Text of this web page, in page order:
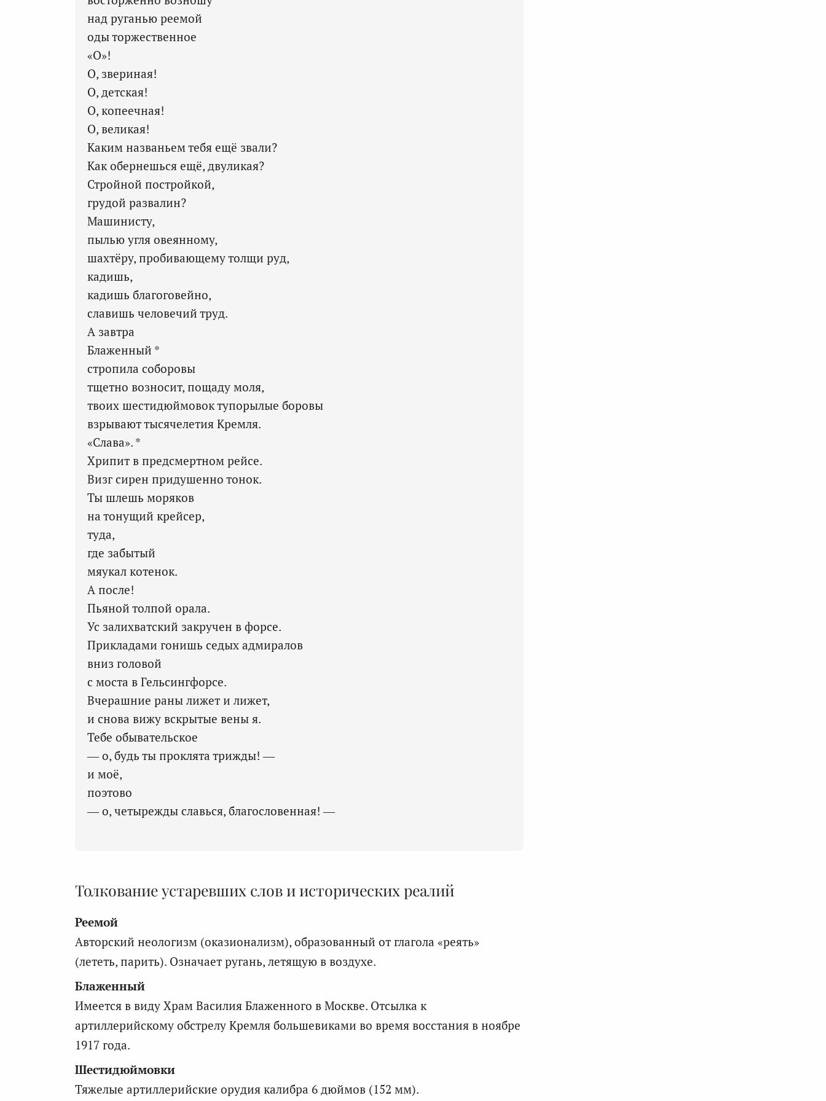
над руганью реемой
оды торжественное
«О»!
О, звериная!
О, детская!
О, копеечная!
О, великая!
Каким названьем тебя ещё звали?
Как обернешься ещё, двуликая?
Стройной постройкой,
грудой развалин?
Машинисту,
пылью угля овеянному,
шахтёру, пробивающему толщи руд,
кадишь,
кадишь благоговейно,
славишь человечий труд.
А завтра
Блаженный *
стропила соборовы
тщетно возносит, пощаду моля,
твоих шестидюймовок тупорылые боровы
взрывают тысячелетия Кремля.
«Слава». *
Хрипит в предсмертном рейсе.
Визг сирен придушенно тонок.
Ты шлешь моряков
на тонущий крейсер,
туда,
где забытый
мяукал котенок.
А после!
Пьяной толпой орала.
Ус залихватский закручен в форсе.
Прикладами гонишь седых адмиралов
вниз головой
с моста в Гельсингфорсе.
Вчерашние раны лижет и лижет,
и снова вижу вскрытые вены я.
Тебе обывательское
— о, будь ты проклята трижды! —
и моё,
поэтово
— о, четырежды славься, благословенная! —
Толкование устаревших слов и исторических реалий
Реемой
Авторский неологизм (оказионализм), образованный от глагола «реять»
(лететь, парить). Означает ругань, летящую в воздухе.
Блаженный
Имеется в виду Храм Василия Блаженного в Москве. Отсылка к
артиллерийскому обстрелу Кремля большевиками во время восстания в ноябре
1917 года.
Шестидюймовки
Тяжелые артиллерийские орудия калибра 6 дюймов (152 мм).